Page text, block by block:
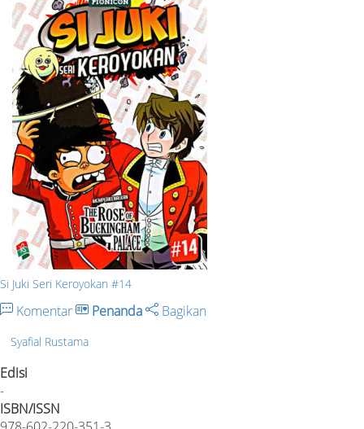
Si Juki Seri Keroyokan #14
Komentar Penanda Bagikan
Syafial Rustama
Edisi
-
ISBN/ISSN